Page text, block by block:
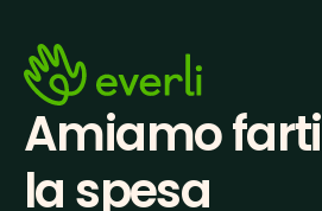
Amiamo farti
la spesa